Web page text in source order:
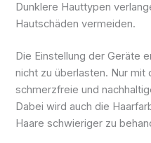
Dunklere Hauttypen
Hautschäden vermeiden.
Die Einstellung der Geräte
nicht zu überlasten. Nur mit
schmerzfreie und
Dabei wird auch die
Haare schwieriger zu